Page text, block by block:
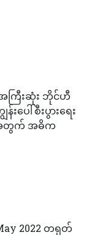
ကြီးဆုံး ဘိုင်ဟီ
ပေါ်စီးပွားရေး
အတွက် အဓိက
2022 တရုတ်